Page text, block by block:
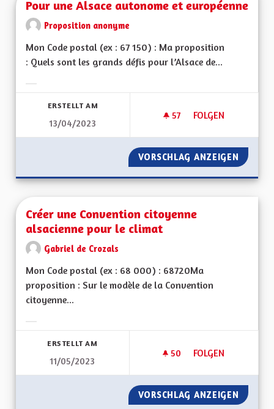
Pour une Alsace autonome et européenne
Proposition anonyme
Mon Code postal (ex : 67 150) : Ma proposition
: Quels sont les grands défis pour l’Alsace de...
ERSTELLT AM
13/04/2023
57 57 FOLLOWER
FOLGEN
POUR UNE
VORSCHLAG ANZEIGEN POUR
Créer une Convention citoyenne
alsacienne pour le climat
Gabriel de Crozals
Mon Code postal (ex : 68 000) : 68720Ma
proposition : Sur le modèle de la Convention
citoyenne...
ERSTELLT AM
11/05/2023
50 50 FOLLOWER
FOLGEN
CRÉER UNE
VORSCHLAG ANZEIGEN